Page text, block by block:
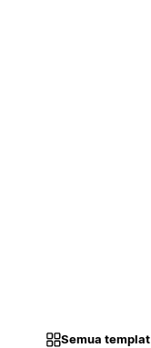
Semua templat